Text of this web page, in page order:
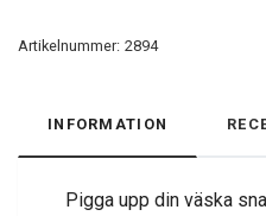
Artikelnummer: 2894
INFORMATION
Pigga upp din väska